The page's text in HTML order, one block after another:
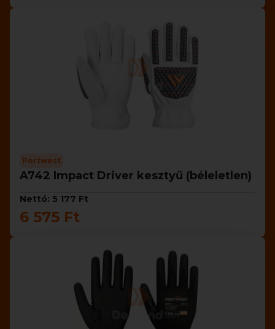
Portwest
A742 Impact Driver kesztyű (béleletlen)
Nettó: 5 177 Ft
6 575 Ft